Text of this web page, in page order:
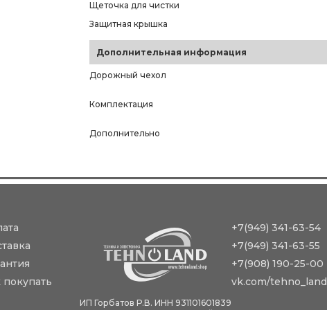
Щеточка для чистки
Защитная крышка
Дополнительная информация
Дорожный чехол
Комплектация
Дополнительно
покупать
+7(949) 341-63-54
+7(949) 341-63-55
+7(908) 190-25-00
vk.com/tehno_land
ИП Горбатов Р.В. ИНН 931101601839